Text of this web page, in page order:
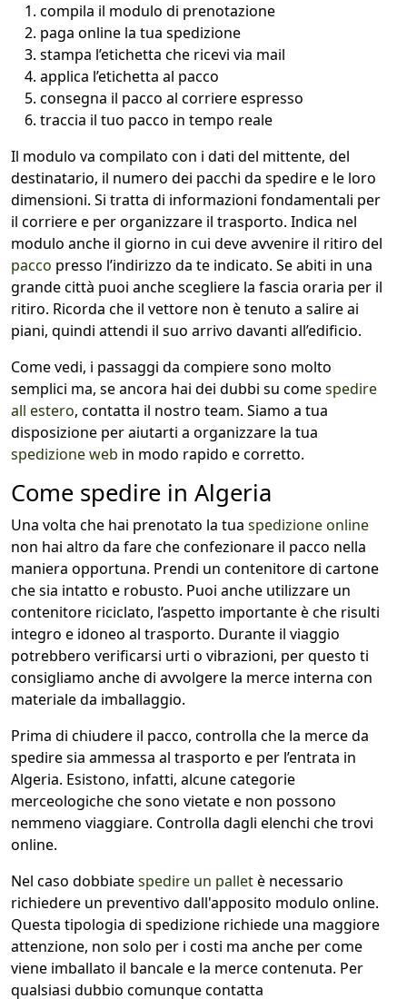
compila il modulo di prenotazione
paga online la tua spedizione
stampa l’etichetta che ricevi via mail
applica l’etichetta al pacco
consegna il pacco al corriere espresso
traccia il tuo pacco in tempo reale
Il modulo va compilato con i dati del mittente, del
destinatario, il numero dei pacchi da spedire e le loro
dimensioni. Si tratta di informazioni fondamentali per
il corriere e per organizzare il trasporto. Indica nel
modulo anche il giorno in cui deve avvenire il ritiro del
pacco presso l’indirizzo da te indicato. Se abiti in una
grande città puoi anche scegliere la fascia oraria per il
ritiro. Ricorda che il vettore non è tenuto a salire ai
piani, quindi attendi il suo arrivo davanti all’edificio.
Come vedi, i passaggi da compiere sono molto
semplici ma, se ancora hai dei dubbi su comespedire
all estero, contatta il nostro team. Siamo a tua
disposizione per aiutarti a organizzare la tua
spedizione web in modo rapido e corretto.
Come spedire in Algeria
Una volta che hai prenotato la tua spedizione online
non hai altro da fare che confezionare il pacco nella
maniera opportuna. Prendi un contenitore di cartone
che sia intatto e robusto. Puoi anche utilizzare un
contenitore riciclato, l’aspetto importante è che risulti
integro e idoneo al trasporto. Durante il viaggio
potrebbero verificarsi urti o vibrazioni, per questo ti
consigliamo anche di avvolgere la merce interna con
materiale da imballaggio.
Prima di chiudere il pacco, controlla che la merce da
spedire sia ammessa al trasporto e per l’entrata in
Algeria. Esistono, infatti, alcune categorie
merceologiche che sono vietate e non possono
nemmeno viaggiare. Controlla dagli elenchi che trovi
online.
Nel caso dobbiatespedire un palletè necessario
richiedere un preventivo dall'apposito modulo online.
Questa tipologia di spedizione richiede una maggiore
attenzione, non solo per i costi ma anche per come
viene imballato il bancale e la merce contenuta. Per
qualsiasi dubbio comunque contatta